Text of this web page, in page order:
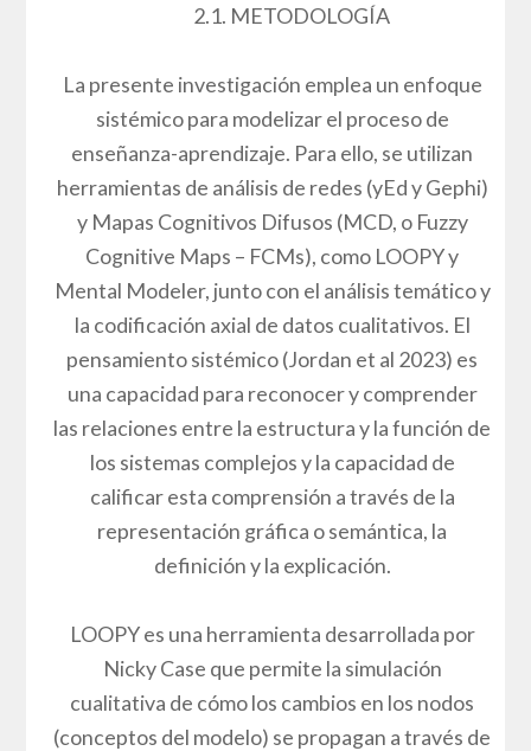
2.1. METODOLOGÍA
La presente investigación emplea un enfoque
sistémico para modelizar el proceso de
enseñanza-aprendizaje. Para ello, se utilizan
herramientas de análisis de redes (yEd y Gephi)
y Mapas Cognitivos Difusos (MCD, o Fuzzy
Cognitive Maps – FCMs), como LOOPY y
Mental Modeler, junto con el análisis temático y
la codificación axial de datos cualitativos. El
pensamiento sistémico (Jordan et al 2023) es
una capacidad para reconocer y comprender
las relaciones entre la estructura y la función de
los sistemas complejos y la capacidad de
calificar esta comprensión a través de la
representación gráfica o semántica, la
definición y la explicación.
LOOPY es una herramienta desarrollada por
Nicky Case que permite la simulación
cualitativa de cómo los cambios en los nodos
(conceptos del modelo) se propagan a través de